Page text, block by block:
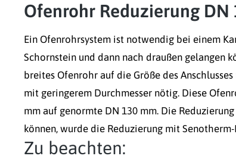
Ofenrohr Reduzierung DN
Ein Ofenrohrsystem ist notwendig bei einem
Schornstein und dann nach draußen gelangen
breites Ofenrohr auf die Größe des
mit geringerem Durchmesser nötig. Diese
mm auf genormte DN 130 mm. Die
können, wurde die Reduzierung mit
Zu beachten: